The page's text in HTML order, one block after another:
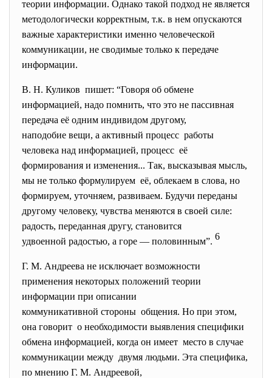
теории информации. Однако такой подход не является
методологически корректным, т.к. в нем опускаются
важные характеристики именно человеческой
коммуникации, не сводимые только к передаче
информации.
В. Н. Куликов пишет: “Говоря об обмене
информацией, надо помнить, что это не пассивная
передача её одним индивидом другому,
наподобие вещи, а активный процесс работы
человека над информацией, процесс её
формирования и изменения... Так, высказывая мысль,
мы не только формулируем её, облекаем в слова, но
формируем, уточняем, развиваем. Будучи переданы
другому человеку, чувства меняются в своей силе:
радость, переданная другу, становится
удвоенной радостью, а горе — половинным”. 6
Г. М. Андреева не исключает возможности
применения некоторых положений теории
информации при описании
коммуникативной стороны общения. Но при этом,
она говорит о необходимости выявления специфики
обмена информацией, когда он имеет место в случае
коммуникации между двумя людьми. Эта специфика,
по мнению Г. М. Андреевой,